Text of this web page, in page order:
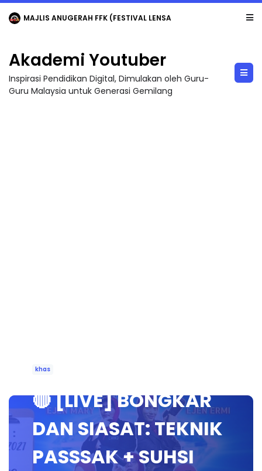
MAJLIS ANUGERAH FFK (FESTIVAL LENSA PENDIDIKAN - FLeP) 2026
Akademi Youtuber
Inspirasi Pendidikan Digital, Dimulakan oleh Guru-
Guru Malaysia untuk Generasi Gemilang
khas
🔴 [LIVE] BONGKAR
DAN SIASAT: TEKNIK
PASSSAK + SUHSI